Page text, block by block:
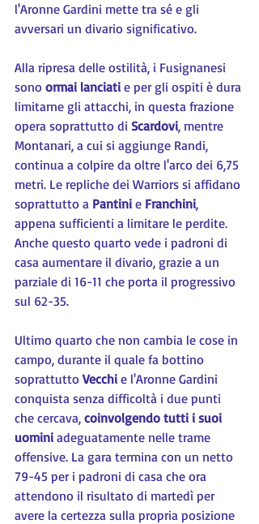
l'Aronne Gardini mette tra sé e gli
avversari un divario significativo.
Alla ripresa delle ostilità, i Fusignanesi
sono ormai lanciati e per gli ospiti è dura
limitarne gli attacchi, in questa frazione
opera soprattutto di Scardovi, mentre
Montanari, a cui si aggiunge Randi,
continua a colpire da oltre l'arco dei 6,75
metri. Le repliche dei Warriors si affidano
soprattutto a Pantini e Franchini,
appena sufficienti a limitare le perdite.
Anche questo quarto vede i padroni di
casa aumentare il divario, grazie a un
parziale di 16-11 che porta il progressivo
sul 62-35.
Ultimo quarto che non cambia le cose in
campo, durante il quale fa bottino
soprattutto Vecchi e l'Aronne Gardini
conquista senza difficoltà i due punti
che cercava, coinvolgendo tutti i suoi
uomini adeguatamente nelle trame
offensive. La gara termina con un netto
79-45 per i padroni di casa che ora
attendono il risultato di martedì per
avere la certezza sulla propria posizione